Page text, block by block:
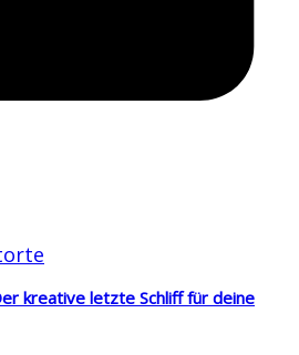
kreative letzte Schliff für deine